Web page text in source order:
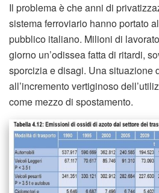
Il problema è che anni di
sistema ferroviario hanno portato
pubblico italiano. Milioni di
giorno un’odissea fatta di ritardi,
sporcizia e disagi. Una situazione
all’incremento vertiginoso
come mezzo di spostamento.